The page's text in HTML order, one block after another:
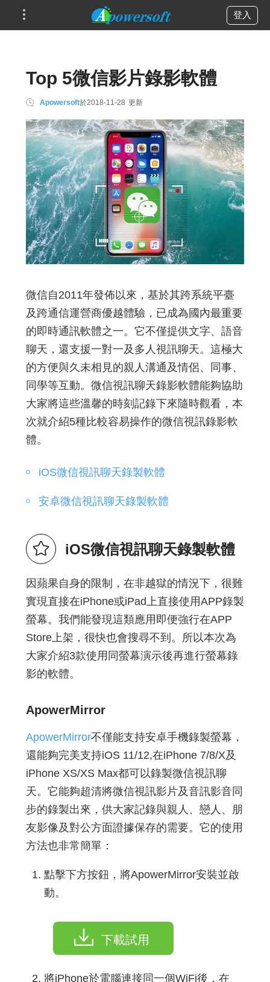
登入
Top 5微信影片錄影軟體
Apowersoft於2018-11-28 更新
微信自2011年發佈以來，基於其跨系統平臺
及跨通信運營商優越體驗，已成為國內最重要
的即時通訊軟體之一。它不僅提供文字、語音
聊天，還支援一對一及多人視訊聊天。這極大
的方便與久未相見的親人溝通及情侶、同事、
同學等互動。微信視訊聊天錄影軟體能夠協助
大家將這些溫馨的時刻記錄下來隨時觀看，本
次就介紹5種比較容易操作的微信視訊錄影軟
體。
iOS微信視訊聊天錄製軟體
安卓微信視訊聊天錄製軟體
iOS微信視訊聊天錄製軟體
因蘋果自身的限制，在非越獄的情況下，很難
實現直接在iPhone或iPad上直接使用APP錄製
螢幕。我們能發現這類應用即便強行在APP
Store上架，很快也會搜尋不到。所以本次為
大家介紹3款使用同螢幕演示後再進行螢幕錄
影的軟體。
ApowerMirror
ApowerMirror不僅能支持安卓手機錄製螢幕，
還能夠完美支持iOS 11/12,在iPhone 7/8/X及
iPhone XS/XS Max都可以錄製微信視訊聊
天。它能夠超清將微信視訊影片及音訊影音同
步的錄製出來，供大家記錄與親人、戀人、朋
友影像及對公方面證據保存的需要。它的使用
方法也非常簡單：
點擊下方按鈕，將ApowerMirror安裝並啟
動。
下載試用
將iPhone於電腦連接同一個WiFi後，在